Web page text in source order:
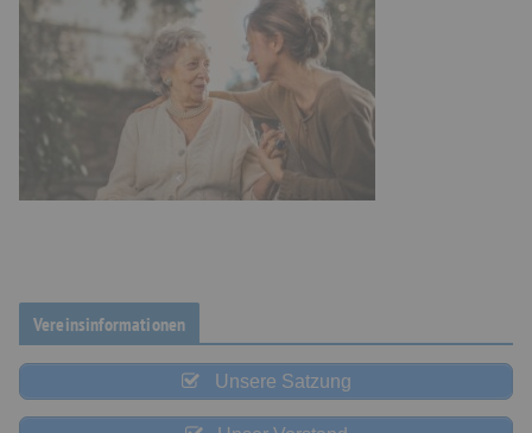
Vereinsinformationen
Unsere Satzung